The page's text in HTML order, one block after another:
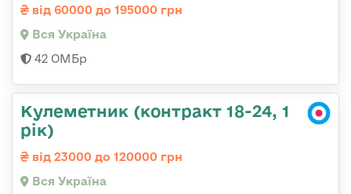
від 60000 до 195000 грн
Вся Україна
42 ОМБр
Кулеметник (контракт 18-24, 1
рік)
від 23000 до 120000 грн
Вся Україна